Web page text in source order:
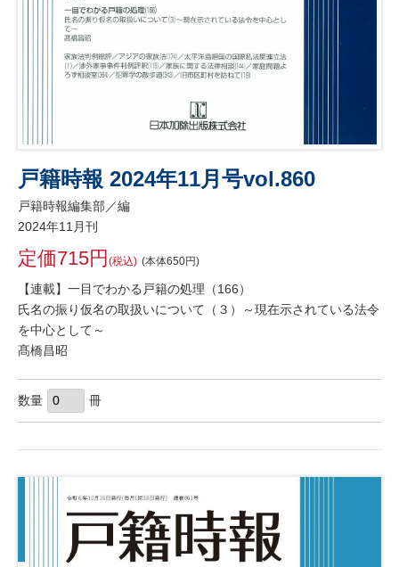
戸籍時報 2024年11月号vol.860
戸籍時報編集部／編
2024年11月刊
定価715円 (税込) (本体650円)
【連載】一目でわかる戸籍の処理（166）
氏名の振り仮名の取扱いについて（３）～現在示されている法令
を中心として～
髙橋昌昭
数量 冊